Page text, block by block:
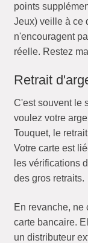
points
Jeux) veille à ce
n'encouragent
réelle. Restez
Retrait
C'est souvent le
voulez votre
Touquet, le
Votre carte est
les vérifications
des gros retraits.
En revanche, ne
carte bancaire.
un distributeur